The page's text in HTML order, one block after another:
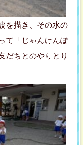
を描き、その水の
て「じゃんけんぽ
だちとのやりとり